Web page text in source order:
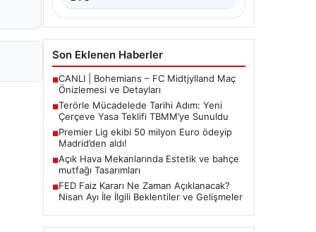
Son Eklenen Haberler
■CANLI | Bohemians – FC Midtjylland Maç
Önizlemesi ve Detayları
■Terörle Mücadelede Tarihi Adım: Yeni
Çerçeve Yasa Teklifi TBMM’ye Sunuldu
■Premier Lig ekibi 50 milyon Euro ödeyip
Madrid’den aldı!
■Açık Hava Mekanlarında Estetik ve bahçe
mutfağı Tasarımları
■FED Faiz Kararı Ne Zaman Açıklanacak?
Nisan Ayı İle İlgili Beklentiler ve Gelişmeler